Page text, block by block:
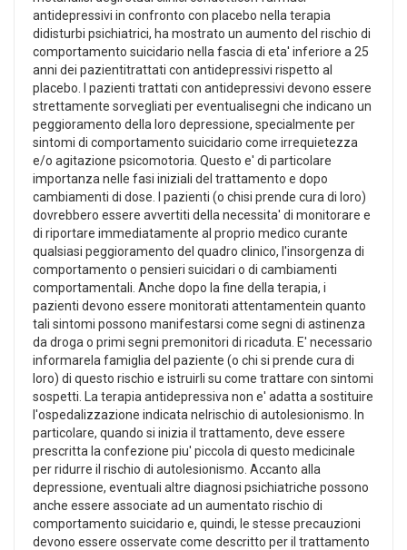
antidepressivi in confronto con placebo nella terapia
didisturbi psichiatrici, ha mostrato un aumento del rischio di
comportamento suicidario nella fascia di eta' inferiore a 25
anni dei pazientitrattati con antidepressivi rispetto al
placebo. I pazienti trattati con antidepressivi devono essere
strettamente sorvegliati per eventualisegni che indicano un
peggioramento della loro depressione, specialmente per
sintomi di comportamento suicidario come irrequietezza
e/o agitazione psicomotoria. Questo e' di particolare
importanza nelle fasi iniziali del trattamento e dopo
cambiamenti di dose. I pazienti (o chisi prende cura di loro)
dovrebbero essere avvertiti della necessita' di monitorare e
di riportare immediatamente al proprio medico curante
qualsiasi peggioramento del quadro clinico, l'insorgenza di
comportamento o pensieri suicidari o di cambiamenti
comportamentali. Anche dopo la fine della terapia, i
pazienti devono essere monitorati attentamentein quanto
tali sintomi possono manifestarsi come segni di astinenza
da droga o primi segni premonitori di ricaduta. E' necessario
informarela famiglia del paziente (o chi si prende cura di
loro) di questo rischio e istruirli su come trattare con sintomi
sospetti. La terapia antidepressiva non e' adatta a sostituire
l'ospedalizzazione indicata nelrischio di autolesionismo. In
particolare, quando si inizia il trattamento, deve essere
prescritta la confezione piu' piccola di questo medicinale
per ridurre il rischio di autolesionismo. Accanto alla
depressione, eventuali altre diagnosi psichiatriche possono
anche essere associate ad un aumentato rischio di
comportamento suicidario e, quindi, le stesse precauzioni
devono essere osservate come descritto per il trattamento